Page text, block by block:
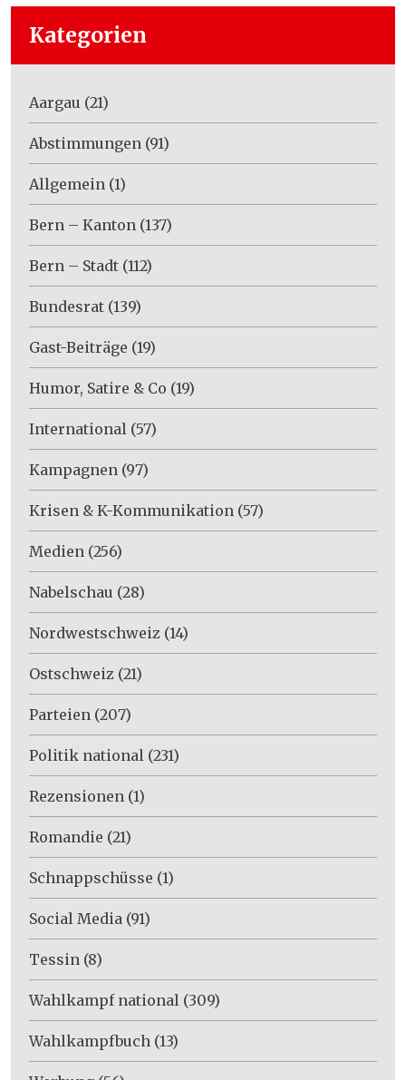
Kategorien
Aargau (21)
Abstimmungen (91)
Allgemein (1)
Bern – Kanton (137)
Bern – Stadt (112)
Bundesrat (139)
Gast-Beiträge (19)
Humor, Satire & Co (19)
International (57)
Kampagnen (97)
Krisen & K-Kommunikation (57)
Medien (256)
Nabelschau (28)
Nordwestschweiz (14)
Ostschweiz (21)
Parteien (207)
Politik national (231)
Rezensionen (1)
Romandie (21)
Schnappschüsse (1)
Social Media (91)
Tessin (8)
Wahlkampf national (309)
Wahlkampfbuch (13)